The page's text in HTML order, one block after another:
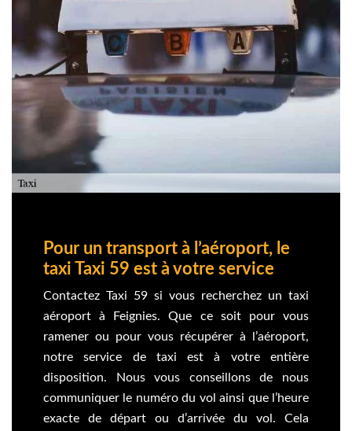
Pour un transport à l’aéroport, le
taxi Taxi 59 est à votre service
Contactez Taxi 59 si vous recherchez un taxi
aéroport à Feignies. Que ce soit pour vous
ramener ou pour vous récupérer à l’aéroport,
notre service de taxi est à votre entière
disposition. Nous vous conseillons de nous
communiquer le numéro du vol ainsi que l’heure
exacte de départ ou d’arrivée du vol. Cela